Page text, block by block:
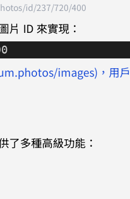
id/237/720/400
片 ID 來實現：
images)，用
了多種高級功能：